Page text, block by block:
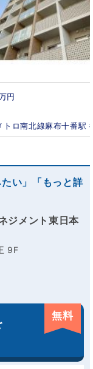
円
トロ南北線麻布十番駅
い」「もっと詳
ジメント東日本
9F
無料